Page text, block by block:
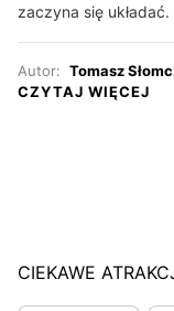
zaczyna się układać.
Autor: Tomasz
CZYTAJ WIĘCEJ
CIEKAWE